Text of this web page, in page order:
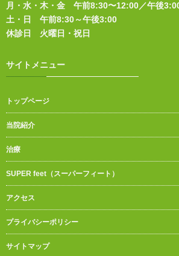
月・水・木・金 午前8:30〜12:00／午後
土・日 午前8:30～午後3:00
休診日 火曜日・祝日
サイトメニュー
トップページ
当院紹介
治療
SUPER feet（スーパーフィート）
アクセス
プライバシーポリシー
サイトマップ